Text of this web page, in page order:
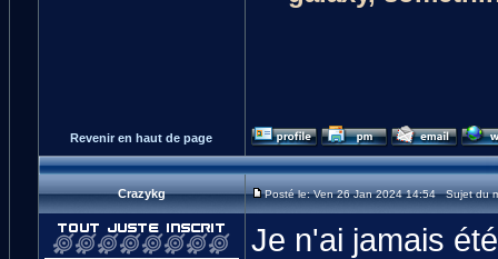
Revenir en haut de page
Crazykg Posté le: Ven 26 Jan 2024 14:54 Sujet du
Je n'ai jamais